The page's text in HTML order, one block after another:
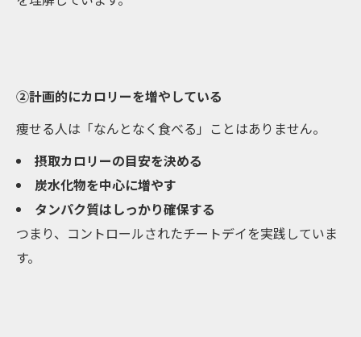
②計画的にカロリーを増やしている
痩せる人は「なんとなく食べる」ことはありません。
摂取カロリーの目安を決める
炭水化物を中心に増やす
タンパク質はしっかり確保する
つまり、コントロールされたチートデイを実践していま
す。